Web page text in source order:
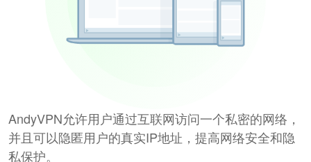
AndyVPN允许用户通过互联网访问一个私密的网络，
并且可以隐匿用户的真实IP地址，提高网络安全和隐
私保护。